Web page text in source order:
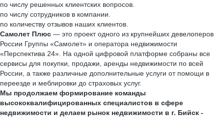
по числу решенных клиентских вопросов.
по числу сотрудников в компании.
по количеству отзывов наших клиентов.
Самолет Плюс — это проект одного из крупнейших девелоперов
России Группы «Самолет» и оператора недвижимости
«Перспектива 24». На одной цифровой платформе собраны все
сервисы для покупки, продажи, аренды недвижимости по всей
России, а также различные дополнительные услуги от помощи в
переезде и меблировки до страховых услуг.
Мы продолжаем формирование команды
высококвалифицированных специалистов в сфере
недвижимости и делаем рынок недвижимости в г. Бийск -